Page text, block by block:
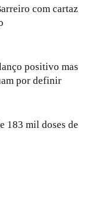
com cartaz
positivo mas
por definir
183 mil doses de